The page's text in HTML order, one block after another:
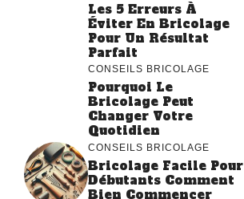
Les 5 Erreurs À
Éviter En Bricolage
Pour Un Résultat
Parfait
CONSEILS BRICOLAGE
Pourquoi Le
Bricolage Peut
Changer Votre
Quotidien
CONSEILS BRICOLAGE
Bricolage Facile Pour
Débutants Comment
Bien Commencer